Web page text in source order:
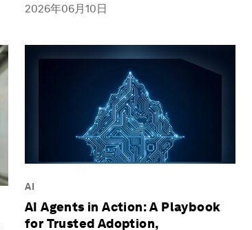
2026年06月10日
AI
AI Agents in Action: A Playbook
for Trusted Adoption,